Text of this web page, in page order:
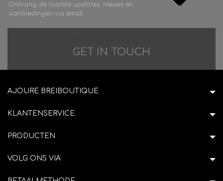
Ontvang de laatste updates, nieuws en
aanbiedingen via email
GET IN TOUCH
AJOURE BREIBOUTIQUE
KLANTENSERVICE
PRODUCTEN
VOLG ONS VIA